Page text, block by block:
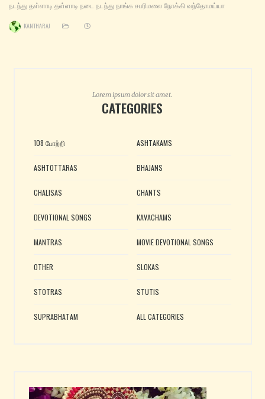
நடந்து தள்ளாடி தள்ளாடி நடை நடந்து நாங்க‌ சபரிமலை நோக்கி வந்தோமய்யா
சொல்லிகிட்டு சரண‌ங்கள் சொல்லிக்கொண்டு வந்தோமய்யா நாங்க‌ சபரிமலை நோக்கி
KANTHARAJ
Lorem ipsum dolor sit amet.
CATEGORIES
108 போற்றி ASHTAKAMS
ASHTOTTARAS BHAJANS
CHALISAS CHANTS
DEVOTIONAL SONGS KAVACHAMS
MANTRAS MOVIE DEVOTIONAL SONGS
OTHER SLOKAS
STOTRAS STUTIS
SUPRABHATAM ALL CATEGORIES